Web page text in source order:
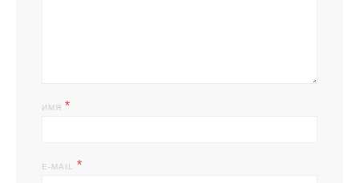
ИМЯ *
E-MAIL *